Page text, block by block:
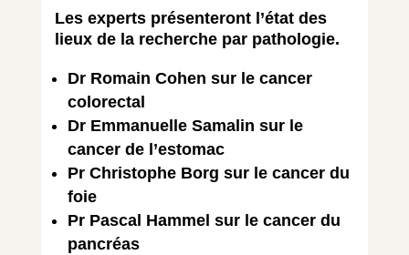
Les experts présenteront l’état des
lieux de la recherche par pathologie.
Dr Romain Cohen sur le cancer
colorectal
Dr Emmanuelle Samalin sur le
cancer de l’estomac
Pr Christophe Borg sur le cancer du
foie
Pr Pascal Hammel sur le cancer du
pancréas